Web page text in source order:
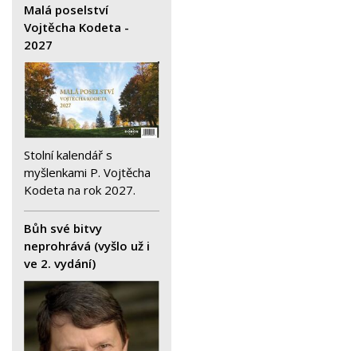
Malá poselství
Vojtěcha Kodeta -
2027
Stolní kalendář s
myšlenkami P. Vojtěcha
Kodeta na rok 2027.
Bůh své bitvy
neprohrává (vyšlo už i
ve 2. vydání)